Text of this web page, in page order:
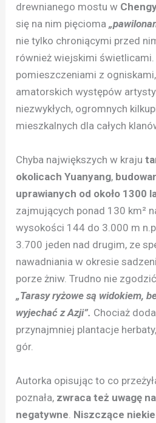
drewnianego mostu w
się na nim pięcioma
nie tylko chroniącymi przed
również wiejskimi świetlicami.
pomieszczeniami z
amatorskich występów
niezwykłych, ogromnych
mieszkalnych dla całych
Chyba największych w kraju
okolicach Yuanyang,
uprawianych od około 1300
zajmujących ponad 130 km²
wysokości 144 do 3.000 m
3.700 jeden nad drugim, ze
nawadniania w okresie
porze żniw. Trudno nie
„Tarasy ryżowe są widokiem,
wyjechać z Azji”. Chociaż
przynajmniej plantacje
gór.
Autorka opisując to co
poznała, zwraca też uwagę
negatywne. Niszczące